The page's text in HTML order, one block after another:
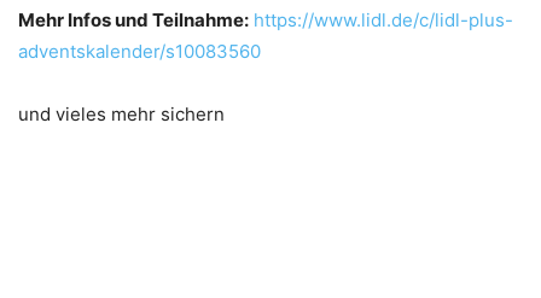
Mehr Infos und Teilnahme: https://www.lidl.de/c/lidl-plus-
adventskalender/s10083560
und vieles mehr sichern